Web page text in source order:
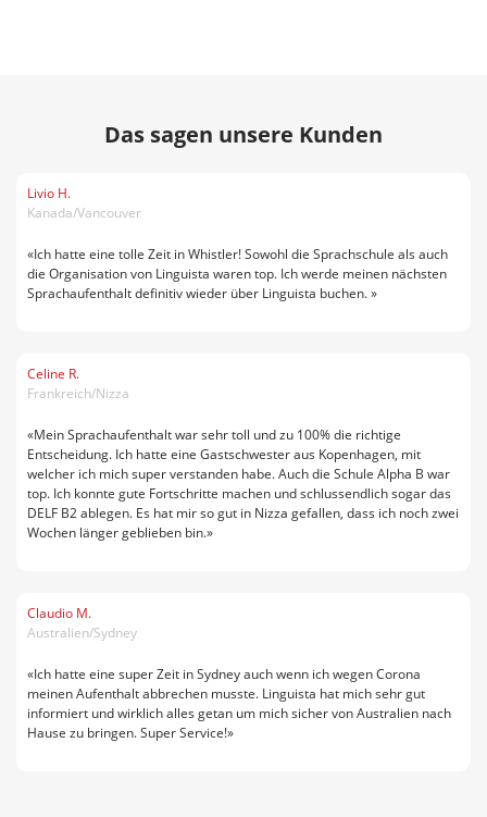
Das sagen unsere Kunden
Livio H.
Kanada/Vancouver
«Ich hatte eine tolle Zeit in Whistler! Sowohl die Sprachschule als auch
die Organisation von Linguista waren top. Ich werde meinen nächsten
Sprachaufenthalt definitiv wieder über Linguista buchen. »
Celine R.
Frankreich/Nizza
«Mein Sprachaufenthalt war sehr toll und zu 100% die richtige
Entscheidung. Ich hatte eine Gastschwester aus Kopenhagen, mit
welcher ich mich super verstanden habe. Auch die Schule Alpha B war
top. Ich konnte gute Fortschritte machen und schlussendlich sogar das
DELF B2 ablegen. Es hat mir so gut in Nizza gefallen, dass ich noch zwei
Wochen länger geblieben bin.»
Claudio M.
Australien/Sydney
«Ich hatte eine super Zeit in Sydney auch wenn ich wegen Corona
meinen Aufenthalt abbrechen musste. Linguista hat mich sehr gut
informiert und wirklich alles getan um mich sicher von Australien nach
Hause zu bringen. Super Service!»